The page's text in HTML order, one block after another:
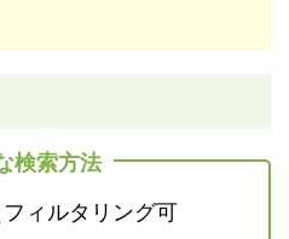
検索方法
ィルタリング可